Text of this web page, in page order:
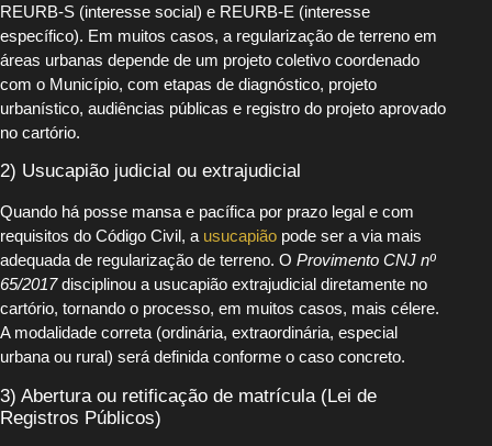
REURB-S (interesse social) e REURB-E (interesse
específico). Em muitos casos, a regularização de terreno em
áreas urbanas depende de um projeto coletivo coordenado
com o Município, com etapas de diagnóstico, projeto
urbanístico, audiências públicas e registro do projeto aprovado
no cartório.
2) Usucapião judicial ou extrajudicial
Quando há posse mansa e pacífica por prazo legal e com
requisitos do Código Civil, a usucapião pode ser a via mais
adequada de regularização de terreno. O Provimento CNJ nº
65/2017disciplinou a usucapião extrajudicial diretamente no
cartório, tornando o processo, em muitos casos, mais célere.
A modalidade correta (ordinária, extraordinária, especial
urbana ou rural) será definida conforme o caso concreto.
3) Abertura ou retificação de matrícula (Lei de
Registros Públicos)